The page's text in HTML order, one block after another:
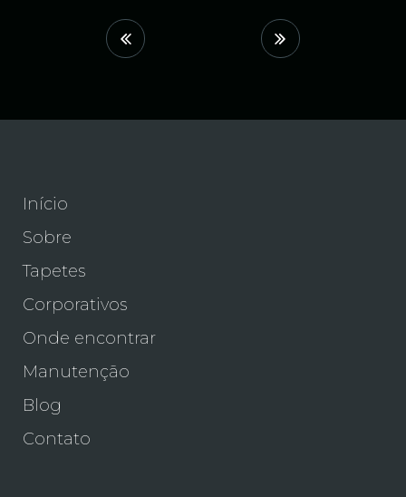
Início
Sobre
Tapetes
Corporativos
Onde encontrar
Manutenção
Blog
Contato